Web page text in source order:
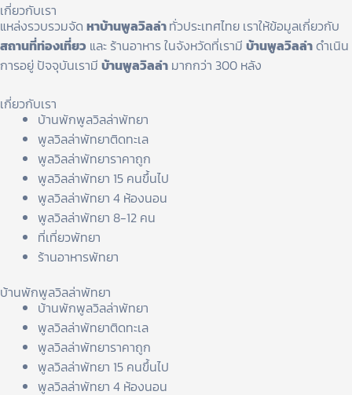
เกี่ยวกับเรา
แหล่งรวบรวมจัด หาบ้านพูลวิลล่าทั่วประเทศไทย เราให้ข้อมูลเกี่ยวกับ
สถานที่ท่องเที่ยว และ ร้านอาหาร ในจังหวัดที่เรามี บ้านพูลวิลล่าดำเนิน
การอยู่ ปัจจุบันเรามี บ้านพูลวิลล่า มากกว่า 300 หลัง
เกี่ยวกับเรา
บ้านพักพูลวิลล่าพัทยา
พูลวิลล่าพัทยาติดทะเล
พูลวิลล่าพัทยาราคาถูก
พูลวิลล่าพัทยา 15 คนขึ้นไป
พูลวิลล่าพัทยา 4 ห้องนอน
พูลวิลล่าพัทยา 8-12 คน
ที่เที่ยวพัทยา
ร้านอาหารพัทยา
บ้านพักพูลวิลล่าพัทยา
บ้านพักพูลวิลล่าพัทยา
พูลวิลล่าพัทยาติดทะเล
พูลวิลล่าพัทยาราคาถูก
พูลวิลล่าพัทยา 15 คนขึ้นไป
พูลวิลล่าพัทยา 4 ห้องนอน